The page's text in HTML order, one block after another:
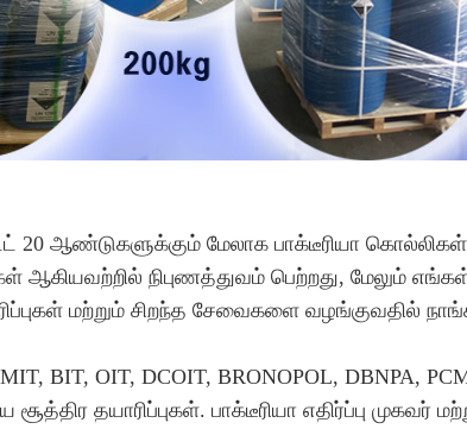
20 ஆண்டுகளுக்கும் மேலாக பாக்டீரியா
ஆகியவற்றில் நிபுணத்துவம் பெற்றது, மேலும்
மற்றும் சிறந்த சேவைகளை வழங்குவதில்
BIT, OIT, DCOIT, BRONOPOL, DBNPA,
தயாரிப்புகள். பாக்டீரியா எதிர்ப்பு முகவர்